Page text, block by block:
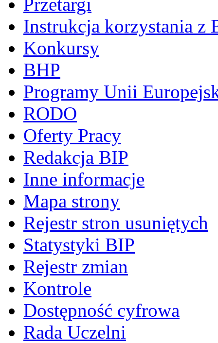
Instrukcja korzystania z
Konkursy
BHP
Programy Unii
RODO
Oferty Pracy
Redakcja BIP
Inne informacje
Mapa strony
Rejestr stron usuniętych
Statystyki BIP
Rejestr zmian
Kontrole
Dostępność cyfrowa
Rada Uczelni